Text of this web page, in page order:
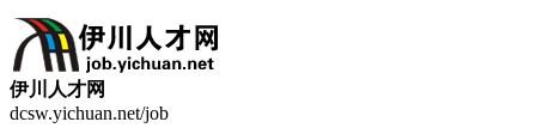
伊川人才网
dcsw.yichuan.net/job